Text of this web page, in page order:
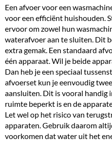
Een afvoer voor een
voor een efficiënt huishouden.
ervoor om zowel hun
waterafvoer aan te sluiten. Dit
extra gemak. Een standaard
één apparaat. Wil je beide
Dan heb je een speciaal
afvoerset kun je eenvoudig
aansluiten. Dit is vooral handig
ruimte beperkt is en de
Let wel op het risico van
apparaten. Gebruik daarom
voorkomen dat water uit het